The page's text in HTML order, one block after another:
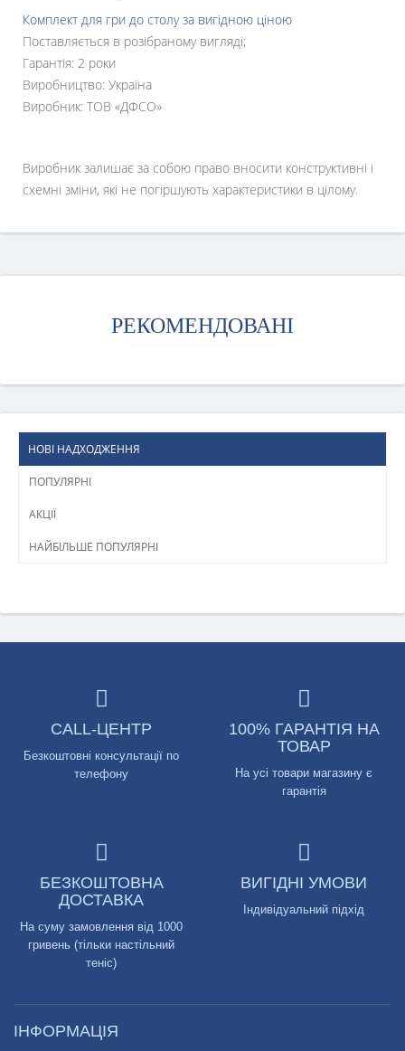
Комплект для гри до столу за вигідною ціною
Поставляється в розібраному вигляді;
Гарантія: 2 роки
Виробництво: Україна
Виробник: ТОВ «ДФСО»
Виробник залишає за собою право вносити конструктивні і
схемні зміни, які не погіршують характеристики в цілому.
РЕКОМЕНДОВАНІ
НОВІ НАДХОДЖЕННЯ
ПОПУЛЯРНІ
АКЦІЇ
НАЙБІЛЬШЕ ПОПУЛЯРНІ
CALL-ЦЕНТР
Безкоштовні консультації по
телефону
100% ГАРАНТІЯ НА
ТОВАР
На усі товари магазину є
гарантія
БЕЗКОШТОВНА
ДОСТАВКА
На суму замовлення від 1000
гривень (тільки настільний
теніс)
ВИГІДНІ УМОВИ
Індивідуальний підхід
ІНФОРМАЦІЯ